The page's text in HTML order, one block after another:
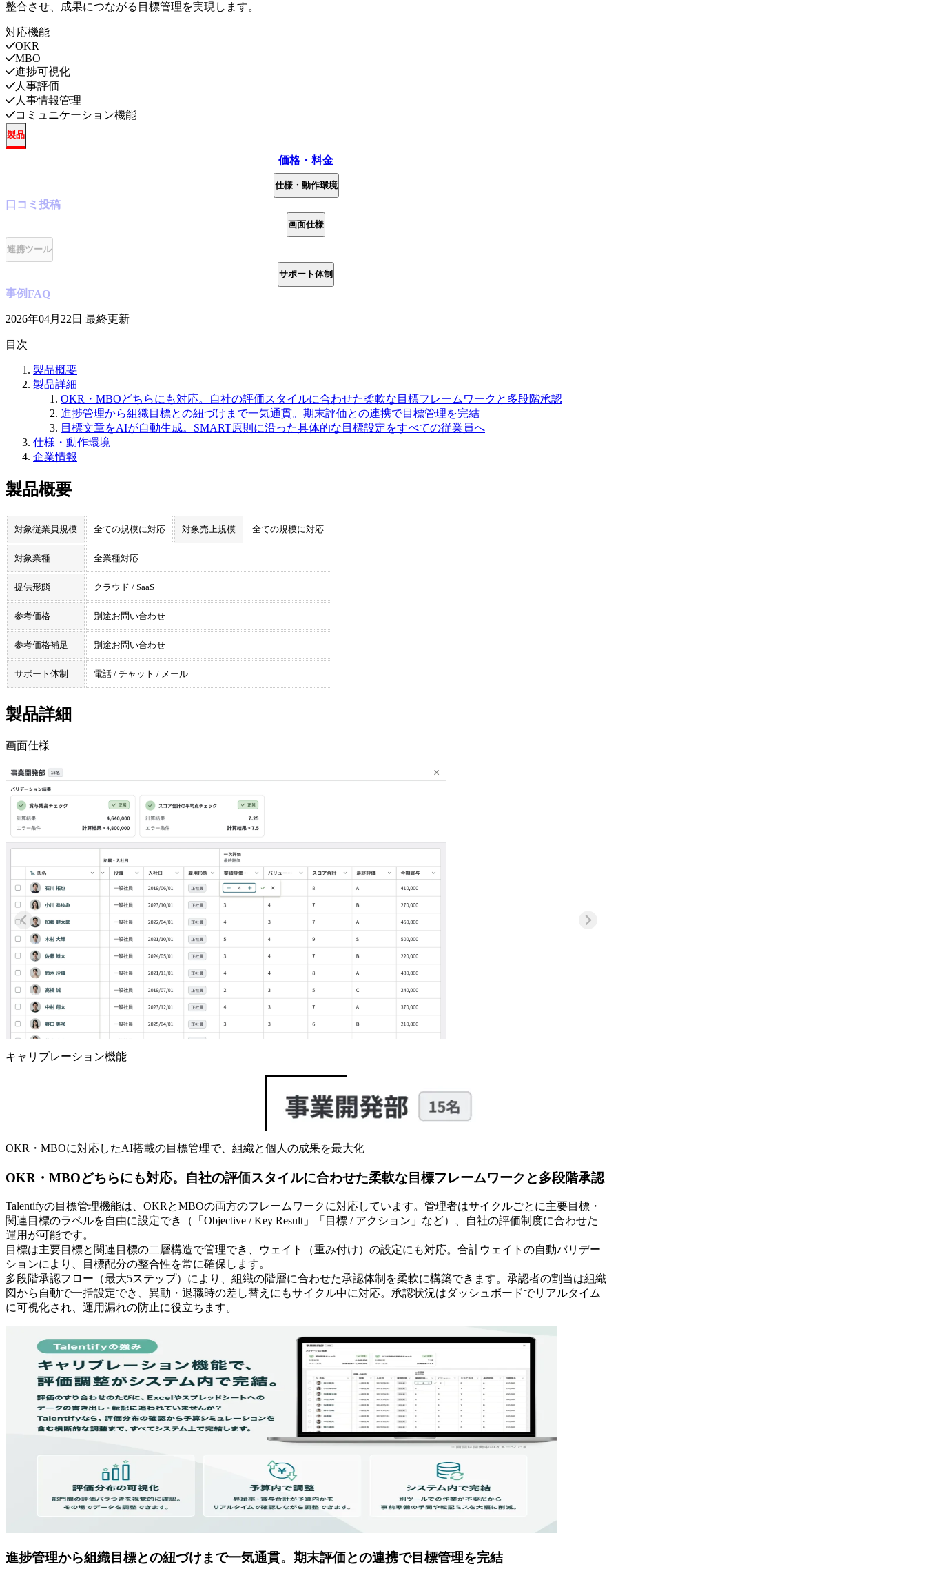
整合させ、成果につながる目標管理を実現します。
対応機能
OKR
MBO
進捗可視化
人事評価
人事情報管理
コミュニケーション機能
製品
価格・料金
仕様・動作環境
口コミ 投稿
画面仕様
連携ツール
サポート体制
事例FAQ
2026年04月22日 最終更新
目次
製品概要
製品詳細
OKR・MBOどちらにも対応。自社の評価スタイルに合わせた柔軟な目標フレームワークと多段階承認
進捗管理から組織目標との紐づけまで一気通貫。期末評価との連携で目標管理を完結
目標文章をAIが自動生成。SMART原則に沿った具体的な目標設定をすべての従業員へ
仕様・動作環境
企業情報
製品概要
対象従業員規模 全ての規模に対応 対象売上規模 全ての規模に対応
対象業種 全業種対応
提供形態 クラウド / SaaS
参考価格 別途お問い合わせ
参考価格補足 別途お問い合わせ
サポート体制 電話 / チャット / メール
製品詳細
画面仕様
キャリブレーション機能
OKR・MBOに対応したAI搭載の目標管理で、組織と個人の成果を最大化
OKR・MBOどちらにも対応。自社の評価スタイルに合わせた柔軟な目標フレームワークと多段階承認
Talentifyの目標管理機能は、OKRとMBOの両方のフレームワークに対応しています。管理者はサイクルごとに主要目標・
関連目標のラベルを自由に設定でき（「Objective / Key Result」「目標 / アクション」など）、自社の評価制度に合わせた
運用が可能です。
目標は主要目標と関連目標の二層構造で管理でき、ウェイト（重み付け）の設定にも対応。合計ウェイトの自動バリデー
ションにより、目標配分の整合性を常に確保します。
多段階承認フロー（最大5ステップ）により、組織の階層に合わせた承認体制を柔軟に構築できます。承認者の割当は組織
図から自動で一括設定でき、異動・退職時の差し替えにもサイクル中に対応。承認状況はダッシュボードでリアルタイム
に可視化され、運用漏れの防止に役立ちます。
進捗管理から組織目標との紐づけまで一気通貫。期末評価との連携で目標管理を完結